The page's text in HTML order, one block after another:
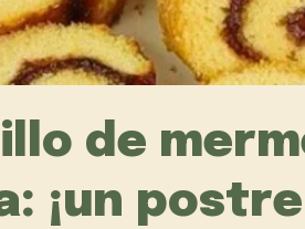
de
¡un